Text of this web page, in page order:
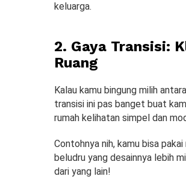
keluarga.
2. Gaya Transisi:
Ruang
Kalau kamu bingung milih
transisi ini pas banget buat
rumah kelihatan simpel dan
Contohnya nih, kamu bisa
beludru yang desainnya lebih
dari yang lain!